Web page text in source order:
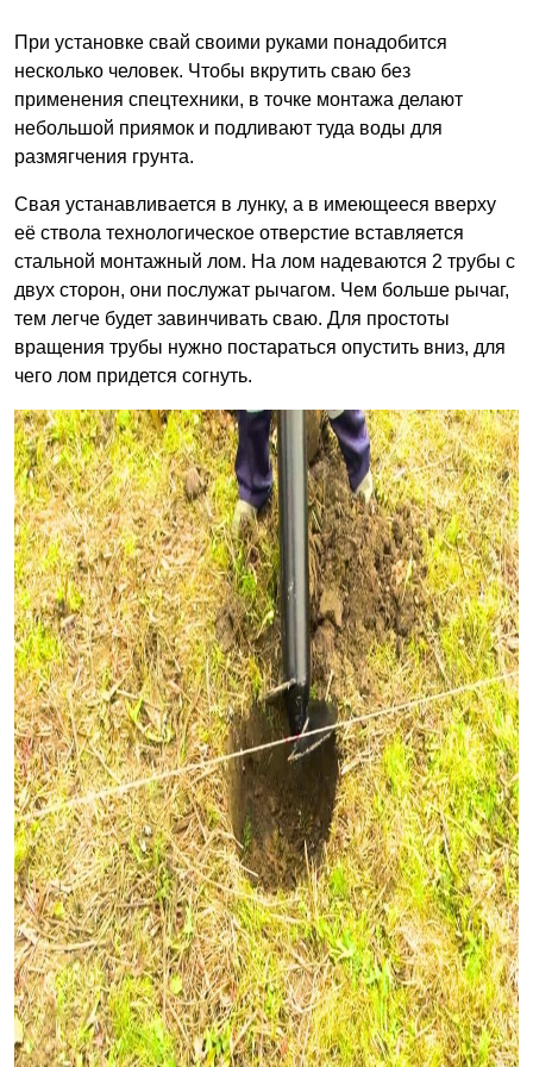
При установке свай своими руками понадобится
несколько человек. Чтобы вкрутить сваю без
применения спецтехники, в точке монтажа делают
небольшой приямок и подливают туда воды для
размягчения грунта.
Свая устанавливается в лунку, а в имеющееся вверху
её ствола технологическое отверстие вставляется
стальной монтажный лом. На лом надеваются 2 трубы с
двух сторон, они послужат рычагом. Чем больше рычаг,
тем легче будет завинчивать сваю. Для простоты
вращения трубы нужно постараться опустить вниз, для
чего лом придется согнуть.